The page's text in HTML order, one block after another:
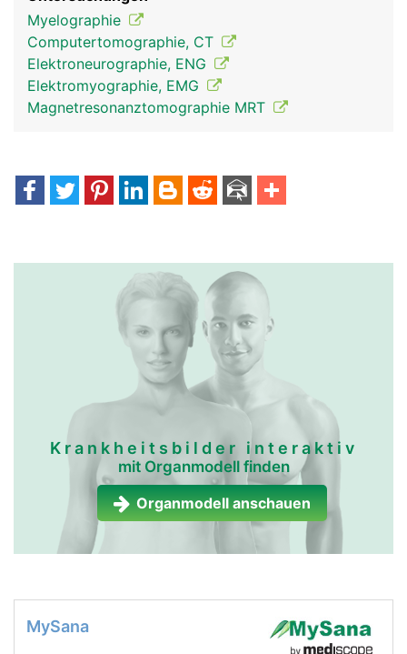
Spinalnerven Frau Spinalnerven Mann
Myelographie
Computertomographie, CT
Elektroneurographie, ENG
Elektromyographie, EMG
Magnetresonanztomographie MRT
Krankheitsbilder interaktiv
mit Organmodell finden
Organmodell anschauen
MySana